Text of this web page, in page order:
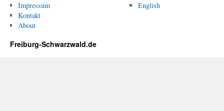
Impressum
Kontakt
About
English
Freiburg-Schwarzwald.de